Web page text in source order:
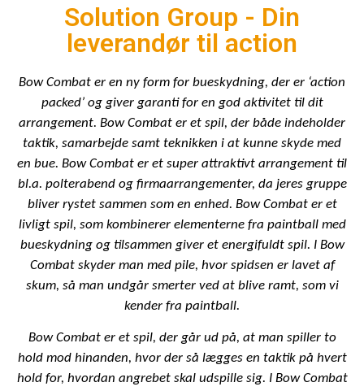
Solution Group - Din
leverandør til action
Bow Combat er en ny form for bueskydning, der er ‘action
packed’ og giver garanti for en god aktivitet til dit
arrangement. Bow Combat er et spil, der både indeholder
taktik, samarbejde samt teknikken i at kunne skyde med
en bue. Bow Combat er et super attraktivt arrangement til
bl.a. polterabend og firmaarrangementer, da jeres gruppe
bliver rystet sammen som en enhed. Bow Combat er et
livligt spil, som kombinerer elementerne fra paintball med
bueskydning og tilsammen giver et energifuldt spil. I Bow
Combat skyder man med pile, hvor spidsen er lavet af
skum, så man undgår smerter ved at blive ramt, som vi
kender fra paintball.
Bow Combat er et spil, der går ud på, at man spiller to
hold mod hinanden, hvor der så lægges en taktik på hvert
hold for, hvordan angrebet skal udspille sig. I Bow Combat